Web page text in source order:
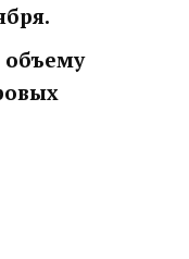
объему